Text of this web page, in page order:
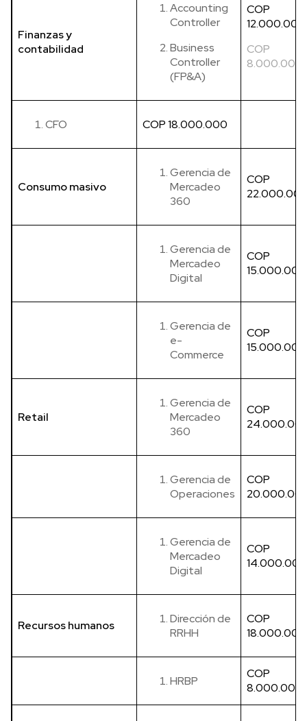
Finanzas y
contabilidad
Accounting
Controller
Business
Controller
(FP&A)
COP
12.000.000
COP
8.000.000
CFO COP 18.000.000
Consumo masivo
Gerencia de
Mercadeo
360
COP
Gerencia de
Mercadeo
Digital
COP
15.000.000
Gerencia de
e-
Commerce
COP
15.000.000
Retail
Gerencia de
Mercadeo
360
COP
Gerencia de
Operaciones
COP
Gerencia de
Mercadeo
Digital
COP
14.000.000
Recursos humanos
Dirección de
RRHH
COP
18.000.000
HRBP
COP
8.000.000